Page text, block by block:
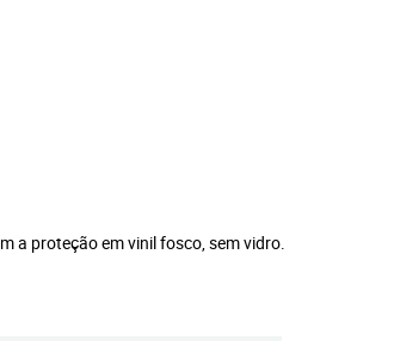
a proteção em vinil fosco, sem vidro.